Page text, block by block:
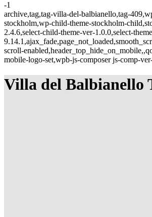
-1
archive,tag,tag-villa-del-balbianello,tag-
stockholm,wp-child-theme-stockholm-
2.4.6,select-child-theme-ver-1.0.0,select-
scroll-
mobile-logo-set,wpb-js-composer js-comp-
Villa del Balbianello